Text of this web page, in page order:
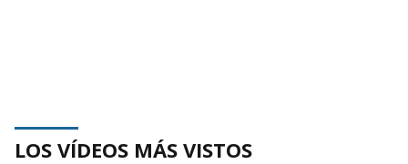
LOS VÍDEOS MÁS VISTOS